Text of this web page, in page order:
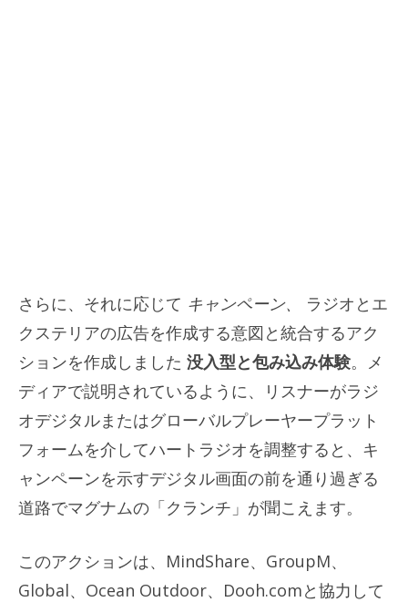
さらに、それに応じて キャンペーン、 ラジオとエ
クステリアの広告を作成する意図と統合するアク
ションを作成しました 没入型と包み込み体験。メ
ディアで説明されているように、リスナーがラジ
オデジタルまたはグローバルプレーヤープラット
フォームを介してハートラジオを調整すると、キ
ャンペーンを示すデジタル画面の前を通り過ぎる
道路でマグナムの「クランチ」が聞こえます。
このアクションは、MindShare、GroupM、
Global、Ocean Outdoor、Dooh.comと協力して